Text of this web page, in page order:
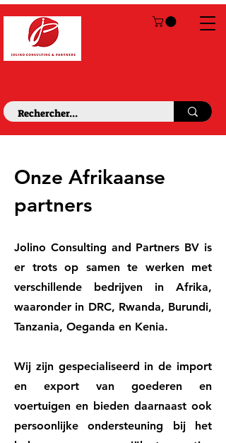
Onze Afrikaanse
partners
Jolino Consulting and Partners BV is
er trots op samen te werken met
verschillende bedrijven in Afrika,
waaronder in DRC, Rwanda, Burundi,
Tanzania, Oeganda en Kenia.
Wij zijn gespecialiseerd in de import
en export van goederen en
voertuigen en bieden daarnaast ook
persoonlijke ondersteuning bij het